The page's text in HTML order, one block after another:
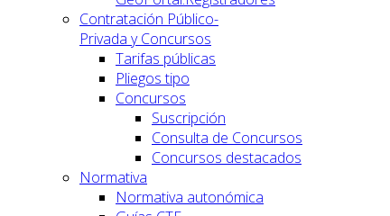
Contratación Público-
Privada y Concursos
Tarifas públicas
Pliegos tipo
Concursos
Suscripción
Consulta de Concursos
Concursos destacados
Normativa
Normativa autonómica